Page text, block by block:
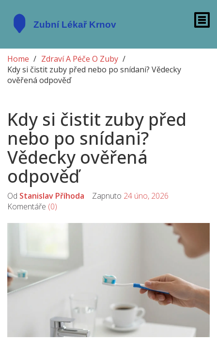
Home
Zdraví A Péče O Zuby
Kdy si čistit zuby před nebo po snídani? Vědecky
ověřená odpověď
Kdy si čistit zuby před
nebo po snídani?
Vědecky ověřená
odpověď
Od Stanislav Příhoda Zapnuto 24 úno, 2026
Komentáře (0)